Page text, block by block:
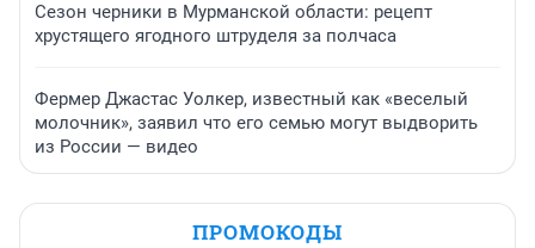
Сезон черники в Мурманской области: рецепт
хрустящего ягодного штруделя за полчаса
Фермер Джастас Уолкер, известный как «веселый
молочник», заявил что его семью могут выдворить
из России — видео
ПРОМОКОДЫ